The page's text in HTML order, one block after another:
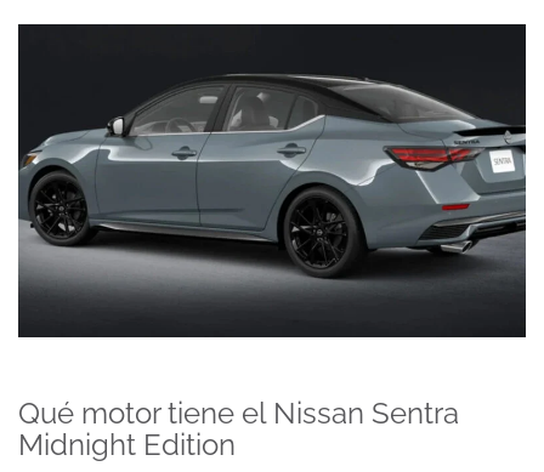
Qué motor tiene el Nissan Sentra
Midnight Edition